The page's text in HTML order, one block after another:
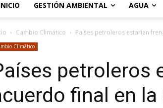
GESTIÓN AMBIENTAL AGUA
Cambio Climático Países petroleros estarían
Climático
petroleros
final en la